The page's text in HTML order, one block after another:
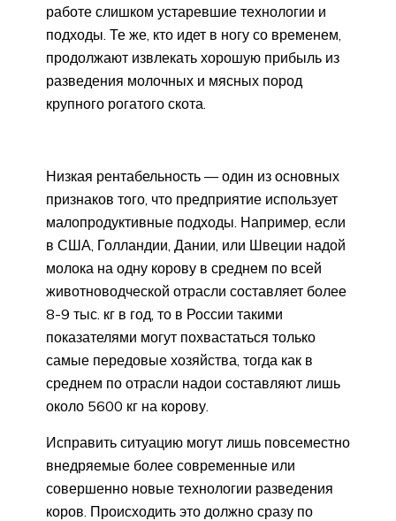
работе слишком устаревшие технологии и
подходы. Те же, кто идет в ногу со временем,
продолжают извлекать хорошую прибыль из
разведения молочных и мясных пород
крупного рогатого скота.
Низкая рентабельность — один из основных
признаков того, что предприятие использует
малопродуктивные подходы. Например, если
в США, Голландии, Дании, или Швеции надой
молока на одну корову в среднем по всей
животноводческой отрасли составляет более
8-9 тыс. кг в год, то в России такими
показателями могут похвастаться только
самые передовые хозяйства, тогда как в
среднем по отрасли надои составляют лишь
около 5600 кг на корову.
Исправить ситуацию могут лишь повсеместно
внедряемые более современные или
совершенно новые технологии разведения
коров. Происходить это должно сразу по